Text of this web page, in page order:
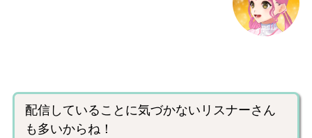
配信していることに気づかないリスナーさん
も多いからね！